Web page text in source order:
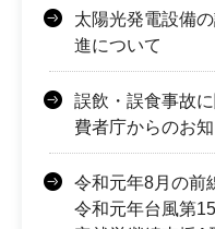
太陽光発電設備
進について
誤飲・誤食事故
費者庁からのお知
令和元年8月の前
令和元年台風第